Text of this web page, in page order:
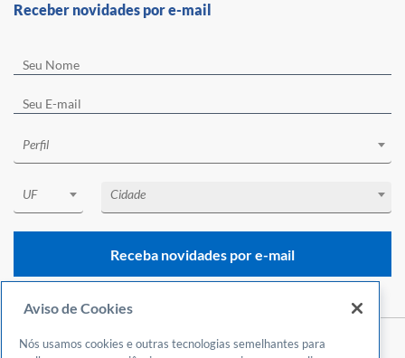
Receber novidades por e-mail
Perfil
UF Cidade
Receba novidades por e-mail
Aviso de Cookies
Nós usamos cookies e outras tecnologias semelhantes para